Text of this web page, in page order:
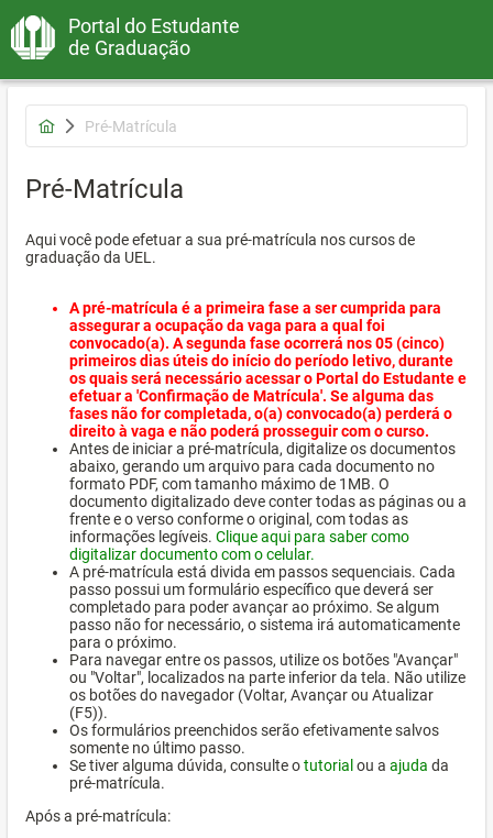
Portal do Estudante
de Graduação
Pré-Matrícula
Pré-Matrícula
Aqui você pode efetuar a sua pré-matrícula nos cursos de
graduação da UEL.
A pré-matrícula é a primeira fase a ser cumprida para
assegurar a ocupação da vaga para a qual foi
convocado(a). A segunda fase ocorrerá nos 05 (cinco)
primeiros dias úteis do início do período letivo, durante
os quais será necessário acessar o Portal do Estudante e
efetuar a 'Confirmação de Matrícula'. Se alguma das
fases não for completada, o(a) convocado(a) perderá o
direito à vaga e não poderá prosseguir com o curso.
Antes de iniciar a pré-matrícula, digitalize os documentos
abaixo, gerando um arquivo para cada documento no
formato PDF, com tamanho máximo de 1MB. O
documento digitalizado deve conter todas as páginas ou a
frente e o verso conforme o original, com todas as
informações legíveis. Clique aqui para saber como
digitalizar documento com o celular.
A pré-matrícula está divida em passos sequenciais. Cada
passo possui um formulário específico que deverá ser
completado para poder avançar ao próximo. Se algum
passo não for necessário, o sistema irá automaticamente
para o próximo.
Para navegar entre os passos, utilize os botões "Avançar"
ou "Voltar", localizados na parte inferior da tela. Não utilize
os botões do navegador (Voltar, Avançar ou Atualizar
(F5)).
Os formulários preenchidos serão efetivamente salvos
somente no último passo.
Se tiver alguma dúvida, consulte otutorial ou a ajuda da
pré-matrícula.
Após a pré-matrícula: